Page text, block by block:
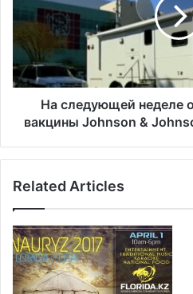
а
з
р
н
е
A
н
а
в
е
ю
щ
е
о
ж
и
д
На следующей неделе
вакцины Johnson &
Related Articles